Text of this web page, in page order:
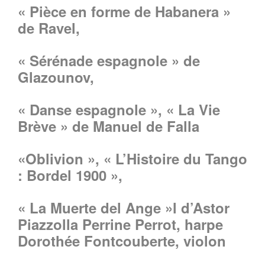
« Pièce en forme de Habanera »
de Ravel,
« Sérénade espagnole » de
Glazounov,
« Danse espagnole », « La Vie
Brève » de Manuel de Falla
«Oblivion », « L’Histoire du Tango
: Bordel 1900 »,
« La Muerte del Ange »l d’Astor
Piazzolla Perrine Perrot, harpe
Dorothée Fontcouberte, violon